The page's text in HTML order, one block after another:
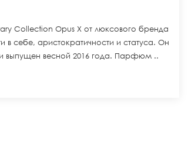
Collection Opus X от люксового бренда
в себе, аристократичности и статуса. Он
выпущен весной 2016 года. Парфюм ..